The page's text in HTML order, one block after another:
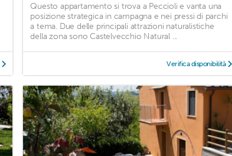
Questo appartamento si trova a Peccioli e vanta una
posizione strategica in campagna e nei pressi di parchi
a tema. Due delle principali attrazioni naturalistiche
della zona sono Castelvecchio Natural ...
Verifica disponibilità